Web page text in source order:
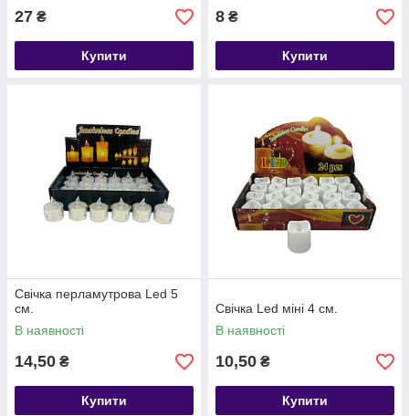
27 ₴
Купити
8 ₴
Купити
Свiчка перламутрова Led 5
см.
В наявності
14,50 ₴
Купити
Свічка Led міні 4 см.
В наявності
10,50 ₴
Купити